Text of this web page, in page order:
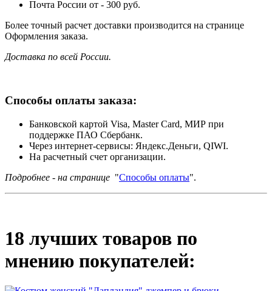
Почта России от - 300 руб.
Более точный расчет доставки производится на странице
Оформления заказа.
Доставка по всей России.
Способы оплаты заказа:
Банковской картой Visa, Master Card, МИР при
поддержке ПАО Сбербанк.
Через интернет-сервисы: Яндекс.Деньги, QIWI.
На расчетный счет организации.
Подробнее - на странице "Способы оплаты".
18 лучших товаров по
мнению покупателей: